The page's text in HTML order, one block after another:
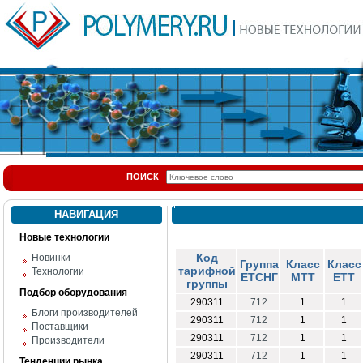
ПОИСК
НАВИГАЦИЯ
Новые технологии
Новинки
Технологии
Подбор оборудования
Блоги производителей
Поставщики
Производители
Код
тарифной
группы
Группа
ЕТСНГ
Класс
МТТ
Класс
ЕТТ
290311 712 1
1
290311
712 1
1
290311
712 1
1
290311
712 1 1